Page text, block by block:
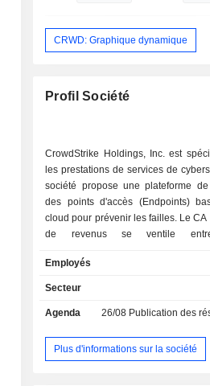
CRWD: Graphique dynamique
Profil Société
CrowdStrike Holdings, Inc. est
les prestations de services de
société propose une plateforme de
des points d'accès (Endpoints)
cloud pour prévenir les failles. Le CA par source
de revenus se ventile
services professionnels (5,1%). La répartition
géographique du CA est la suivante :
Asie-Pacifique (10,3%) et autres
Employés
Secteur
Agenda 26/08 Publication des résultats
Plus d'informations sur la société